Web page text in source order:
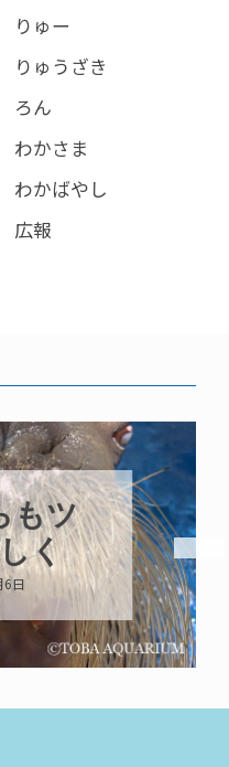
りゅー
りゅうざき
ろん
わかさま
わかばやし
広報
もツ
く
6日